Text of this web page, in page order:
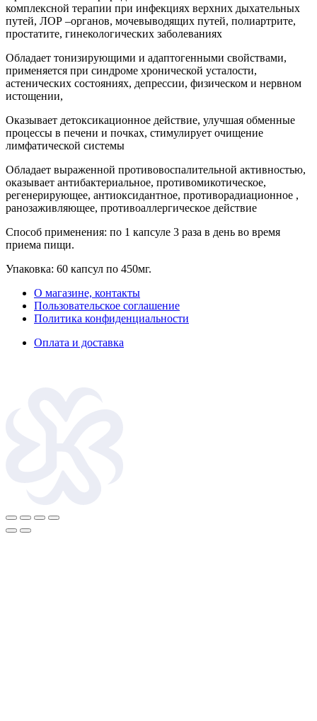
комплексной терапии при инфекциях верхних дыхательных
путей, ЛОР –органов, мочевыводящих путей, полиартрите,
простатите, гинекологических заболеваниях
Обладает тонизирующими и адаптогенными свойствами,
применяется при синдроме хронической усталости,
астенических состояниях, депрессии, физическом и нервном
истощении,
Оказывает детоксикационное действие, улучшая обменные
процессы в печени и почках, стимулирует очищение
лимфатической системы
Обладает выраженной противовоспалительной активностью,
оказывает антибактериальное, противомикотическое,
регенерирующее, антиоксидантное, противорадиационное ,
ранозаживляющее, противоаллергическое действие
Способ применения: по 1 капсуле 3 раза в день во время
приема пищи.
Упаковка: 60 капсул по 450мг.
О магазине, контакты
Пользовательское соглашение
Политика конфиденциальности
Оплата и доставка